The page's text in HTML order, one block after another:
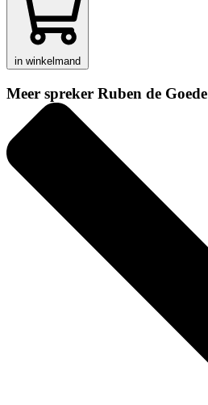
in winkelmand
Meer spreker Ruben de Goede